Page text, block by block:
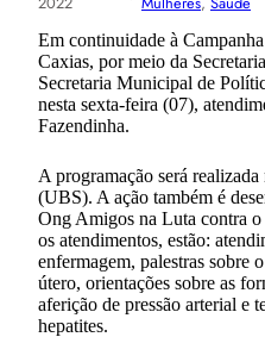
Em continuidade à
Caxias, por meio da
Secretaria Municipal de
nesta sexta-feira (07),
Fazendinha.
A programação será
(UBS). A ação também é
Ong Amigos na Luta contra
os atendimentos, estão:
enfermagem, palestras sobre
útero, orientações sobre as
aferição de pressão arterial e
hepatites.